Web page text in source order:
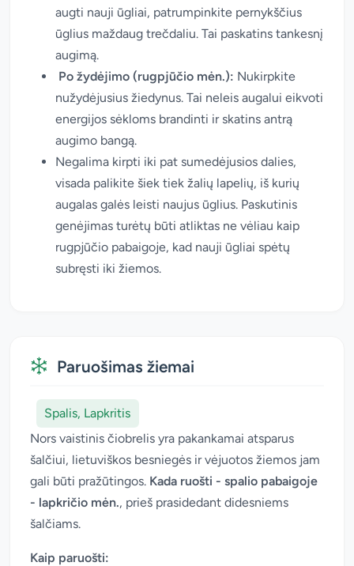
augti nauji ūgliai, patrumpinkite pernykščius
ūglius maždaug trečdaliu. Tai paskatins tankesnį
augimą.
Po žydėjimo (rugpjūčio mėn.): Nukirpkite
nužydėjusius žiedynus. Tai neleis augalui eikvoti
energijos sėkloms brandinti ir skatins antrą
augimo bangą.
Negalima kirpti iki pat sumedėjusios dalies,
visada palikite šiek tiek žalių lapelių, iš kurių
augalas galės leisti naujus ūglius. Paskutinis
genėjimas turėtų būti atliktas ne vėliau kaip
rugpjūčio pabaigoje, kad nauji ūgliai spėtų
subręsti iki žiemos.
Paruošimas žiemai
Spalis, Lapkritis
Nors vaistinis čiobrelis yra pakankamai atsparus
šalčiui, lietuviškos besniegės ir vėjuotos žiemos jam
gali būti pražūtingos. Kada ruošti - spalio pabaigoje
- lapkričio mėn., prieš prasidedant didesniems
šalčiams.
Kaip paruošti: